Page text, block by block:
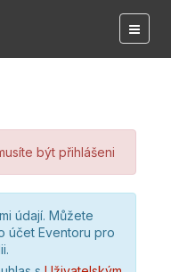
být přihlášeni
údají. Můžete
účet Eventoru pro